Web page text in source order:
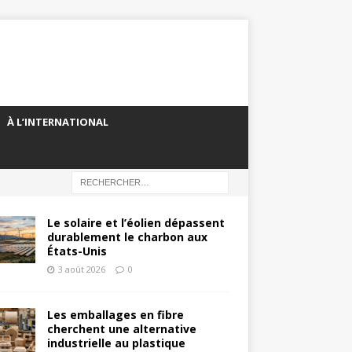
À L’INTERNATIONAL
Le solaire et l’éolien dépassent
durablement le charbon aux
États-Unis
3 août 2026 0
Les emballages en fibre
cherchent une alternative
industrielle au plastique